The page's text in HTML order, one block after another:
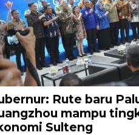
Rute baru
mampu
Sulteng